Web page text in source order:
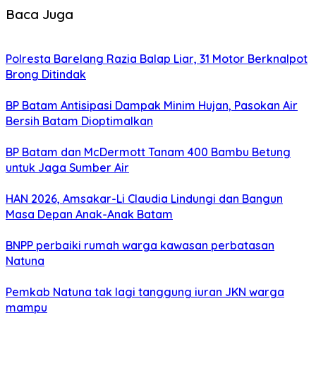
Baca Juga
Polresta Barelang Razia Balap Liar, 31 Motor Berknalpot
Brong Ditindak
BP Batam Antisipasi Dampak Minim Hujan, Pasokan Air
Bersih Batam Dioptimalkan
BP Batam dan McDermott Tanam 400 Bambu Betung
untuk Jaga Sumber Air
HAN 2026, Amsakar-Li Claudia Lindungi dan Bangun
Masa Depan Anak-Anak Batam
BNPP perbaiki rumah warga kawasan perbatasan
Natuna
Pemkab Natuna tak lagi tanggung iuran JKN warga
mampu